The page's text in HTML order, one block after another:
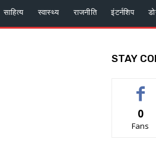
साहित्य स्वास्थ्य राजनीति इंटर्नशिप
STAY
0
Fans